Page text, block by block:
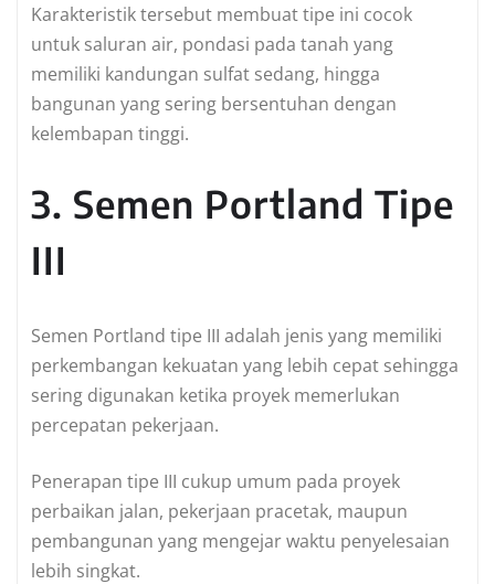
Karakteristik tersebut membuat tipe ini cocok
untuk saluran air, pondasi pada tanah yang
memiliki kandungan sulfat sedang, hingga
bangunan yang sering bersentuhan dengan
kelembapan tinggi.
3. Semen Portland Tipe
III
Semen Portland tipe III adalah jenis yang memiliki
perkembangan kekuatan yang lebih cepat sehingga
sering digunakan ketika proyek memerlukan
percepatan pekerjaan.
Penerapan tipe III cukup umum pada proyek
perbaikan jalan, pekerjaan pracetak, maupun
pembangunan yang mengejar waktu penyelesaian
lebih singkat.